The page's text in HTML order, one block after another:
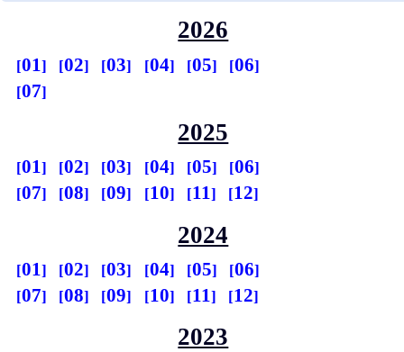
2026
01 02 03 04 05
06
07
2025
01 02 03 04 05
06
07
08 09 10 11 12
2024
01 02 03 04 05
06
07
08 09 10 11 12
2023